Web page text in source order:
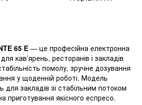
65 E— це професійна електронна
кав’ярень, ресторанів і закладів
помолу, зручне дозування
у щоденній роботі. Модель
для закладів зі стабільним потоком
приготування якісного еспресо.